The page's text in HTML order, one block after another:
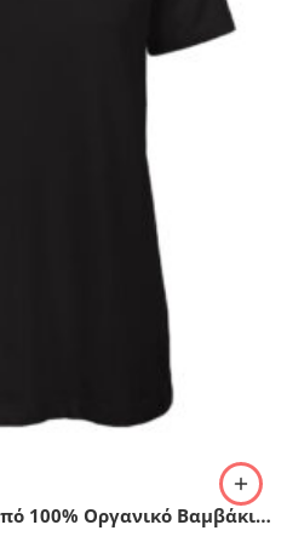
Γυναικείο V-Neck T-Shirt από 100% Οργανικό Βαμβάκι-Μαύρο